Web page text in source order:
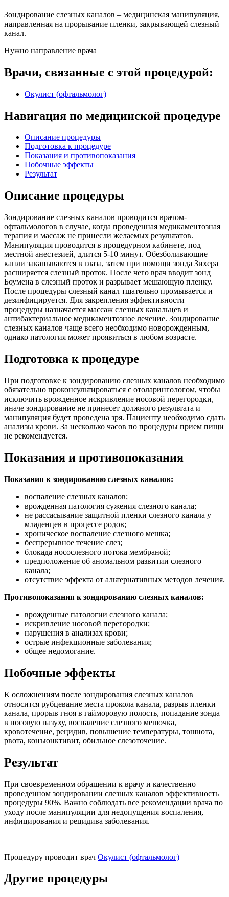
Зондирование слезных каналов – медицинская манипуляция,
направленная на прорывание пленки, закрывающей слезный
канал.
Нужно направление врача
Врачи, связанные с этой процедурой:
Окулист (офтальмолог)
Навигация по медицинской процедуре
Описание процедуры
Подготовка к процедуре
Показания и противопоказания
Побочные эффекты
Результат
Описание процедуры
Зондирование слезных каналов проводится врачом-
офтальмологов в случае, когда проведенная медикаментозная
терапия и массаж не принесли желаемых результатов.
Манипуляция проводится в процедурном кабинете, под
местной анестезией, длится 5-10 минут. Обезболивающие
капли закапываются в глаза, затем при помощи зонда Зихера
расширяется слезный проток. После чего врач вводит зонд
Боумена в слезный проток и разрывает мешающую пленку.
После процедуры слезный канал тщательно промывается и
дезинфицируется. Для закрепления эффективности
процедуры назначается массаж слезных канальцев и
антибактериальное медикаментозное лечение. Зондирование
слезных каналов чаще всего необходимо новорожденным,
однако патология может проявиться в любом возрасте.
Подготовка к процедуре
При подготовке к зондированию слезных каналов необходимо
обязательно проконсультироваться с отоларингологом, чтобы
исключить врожденное искривление носовой перегородки,
иначе зондирование не принесет должного результата и
манипуляция будет проведена зря. Пациенту необходимо сдать
анализы крови. За несколько часов по процедуры прием пищи
не рекомендуется.
Показания и противопоказания
Показания к зондированию слезных каналов:
воспаление слезных каналов;
врожденная патология сужения слезного канала;
не рассасывание защитной пленки слезного канала у
младенцев в процессе родов;
хроническое воспаление слезного мешка;
беспрерывное течение слез;
блокада носослезного потока мембраной;
предположение об аномальном развитии слезного
канала;
отсутствие эффекта от альтернативных методов лечения.
Противопоказания к зондированию слезных каналов:
врожденные патологии слезного канала;
искривление носовой перегородки;
нарушения в анализах крови;
острые инфекционные заболевания;
общее недомогание.
Побочные эффекты
К осложнениям после зондирования слезных каналов
относится рубцевание места прокола канала, разрыв пленки
канала, прорыв гноя в гайморовую полость, попадание зонда
в носовую пазуху, воспаление слезного мешочка,
кровотечение, рецидив, повышение температуры, тошнота,
рвота, конъюнктивит, обильное слезоточение.
Результат
При своевременном обращении к врачу и качественно
проведенном зондировании слезных каналов эффективность
процедуры 90%. Важно соблюдать все рекомендации врача по
уходу после манипуляции для недопущения воспаления,
инфицирования и рецидива заболевания.
Процедуру проводит врач Окулист (офтальмолог)
Другие процедуры